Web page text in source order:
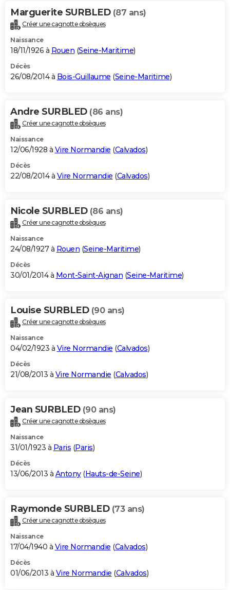
Marguerite SURBLED (87 ans)
Créer une cagnotte obsèques
Naissance
18/11/1926 à Rouen (Seine-Maritime)
Décès
26/08/2014 à Bois-Guillaume (Seine-Maritime)
Andre SURBLED (86 ans)
Créer une cagnotte obsèques
Naissance
12/06/1928 à Vire Normandie (Calvados)
Décès
22/08/2014 à Vire Normandie (Calvados)
Nicole SURBLED (86 ans)
Créer une cagnotte obsèques
Naissance
24/08/1927 à Rouen (Seine-Maritime)
Décès
30/01/2014 à Mont-Saint-Aignan (Seine-Maritime)
Louise SURBLED (90 ans)
Créer une cagnotte obsèques
Naissance
04/02/1923 à Vire Normandie (Calvados)
Décès
21/08/2013 à Vire Normandie (Calvados)
Jean SURBLED (90 ans)
Créer une cagnotte obsèques
Naissance
31/01/1923 à Paris (Paris)
Décès
13/06/2013 à Antony(Hauts-de-Seine)
Raymonde SURBLED (73 ans)
Créer une cagnotte obsèques
Naissance
17/04/1940 à Vire Normandie (Calvados)
Décès
01/06/2013 à Vire Normandie (Calvados)